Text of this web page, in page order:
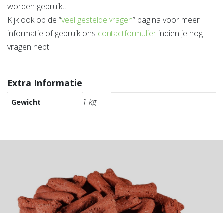
worden gebruikt.
Kijk ook op de “veel gestelde vragen” pagina voor meer
informatie of gebruik ons contactformulier indien je nog
vragen hebt.
Extra Informatie
Gewicht 1 kg